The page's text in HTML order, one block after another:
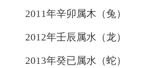
2011年辛卯属木（兔）
2012年壬辰属水（龙）
2013年癸已属水（蛇）